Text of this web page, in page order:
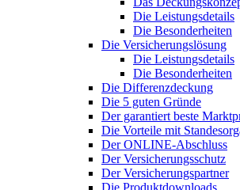
Die Leistungsdetails
Die Besonderheiten
Die Versicherungslösung
Die Leistungsdetails
Die Besonderheiten
Die Differenzdeckung
Die 5 guten Gründe
Der garantiert beste
Die Vorteile mit
Der ONLINE-Abschluss
Der Versicherungsschutz
Der Versicherungspartner
Die Produktdownloads